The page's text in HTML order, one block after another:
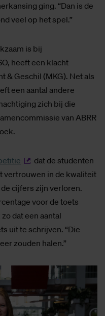
ging. “Dan is de
veel op het spel.”
is bij
heeft een klacht
& Geschil (MKG). Net als
een aantal andere
zich bij die
van ABRR
dat de studenten
vertrouwen in de kwaliteit
cijfers zijn verloren.
voor de toets
dat een aantal
uit te schrijven. “Die
zouden halen.”